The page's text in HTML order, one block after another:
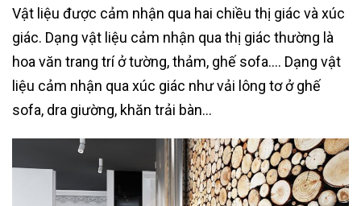
Vật liệu được cảm nhận qua hai chiều thị giác và xúc
giác. Dạng vật liệu cảm nhận qua thị giác thường là
hoa văn trang trí ở tường, thảm, ghế sofa…. Dạng vật
liệu cảm nhận qua xúc giác như vải lông tơ ở ghế
sofa, dra giường, khăn trải bàn…